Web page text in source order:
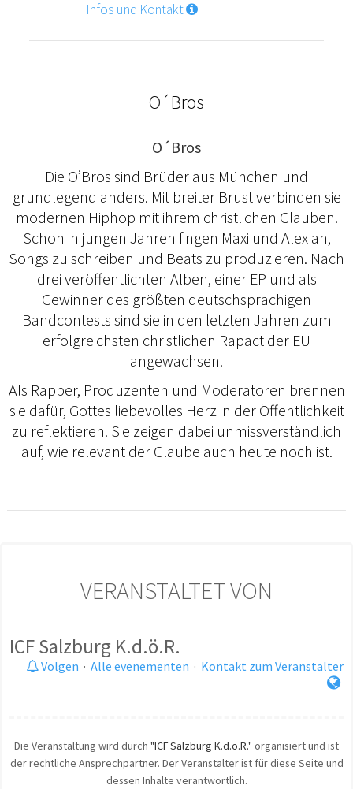
Infos und Kontakt
O´Bros
O´Bros
Die O’Bros sind Brüder aus München und
grundlegend anders. Mit breiter Brust verbinden sie
modernen Hiphop mit ihrem christlichen Glauben.
Schon in jungen Jahren fingen Maxi und Alex an,
Songs zu schreiben und Beats zu produzieren. Nach
drei veröffentlichten Alben, einer EP und als
Gewinner des größten deutschsprachigen
Bandcontests sind sie in den letzten Jahren zum
erfolgreichsten christlichen Rapact der EU
angewachsen.
Als Rapper, Produzenten und Moderatoren brennen
sie dafür, Gottes liebevolles Herz in der Öffentlichkeit
zu reflektieren. Sie zeigen dabei unmissverständlich
auf, wie relevant der Glaube auch heute noch ist.
VERANSTALTET VON
ICF Salzburg K.d.ö.R.
Volgen · Alle evenementen · Kontakt zum Veranstalter
Die Veranstaltung wird durch "ICF Salzburg K.d.ö.R." organisiert und ist
der rechtliche Ansprechpartner. Der Veranstalter ist für diese Seite und
dessen Inhalte verantwortlich.